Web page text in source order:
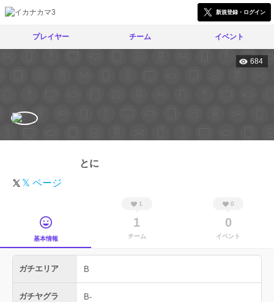
新規登録・ログイン
プレイヤー チーム イベント
684
とに
𝕏 ページ
基本情報
1
1
チーム
0
0
イベント
ガチエリア B
ガチヤグラ B-